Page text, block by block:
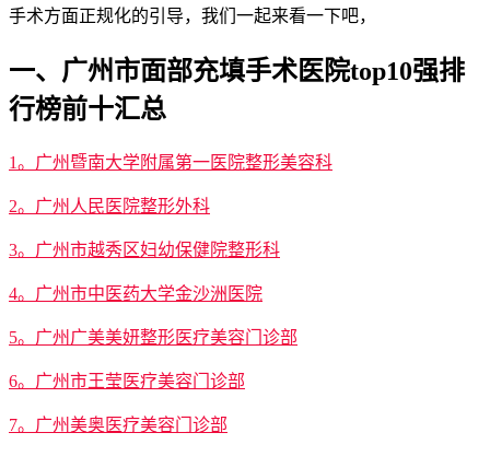
手术方面正规化的引导，我们一起来看一下吧，
一、广州市面部充填手术医院top10强排
行榜前十汇总
1。广州暨南大学附属第一医院整形美容科
2。广州人民医院整形外科
3。广州市越秀区妇幼保健院整形科
4。广州市中医药大学金沙洲医院
5。广州广美美妍整形医疗美容门诊部
6。广州市王莹医疗美容门诊部
7。广州美奥医疗美容门诊部